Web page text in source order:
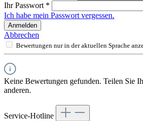
Ihr Passwort *
Ich habe mein Passwort vergessen.
Anmelden
Abbrechen
Bewertungen nur in der aktuellen Sprache
Keine Bewertungen gefunden. Teilen Sie
anderen.
Service-Hotline